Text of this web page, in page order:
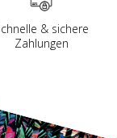
& sichere
Zahlungen